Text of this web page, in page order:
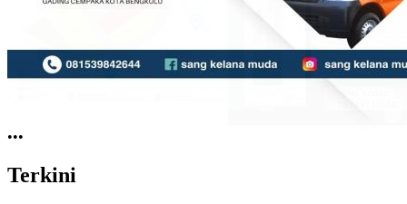
•••
Terkini